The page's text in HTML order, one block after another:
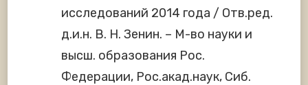
исследований 2014 года / Отв.ред.
д.и.н. В. Н. Зенин. – М-во науки и
высш. образования Рос.
Федерации, Рос.акад.наук, Сиб.